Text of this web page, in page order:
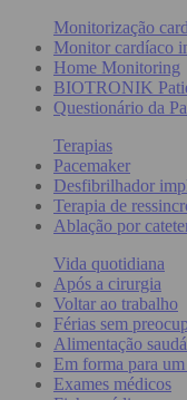
Monitorização
Monitor cardíaco
Home Monitoring
BIOTRONIK
Questionário da
Terapias
Pacemaker
Desfibrilhador
Terapia de
Ablação por
Vida quotidiana
Após a cirurgia
Voltar ao trabalho
Férias sem
Alimentação
Em forma para
Exames médicos